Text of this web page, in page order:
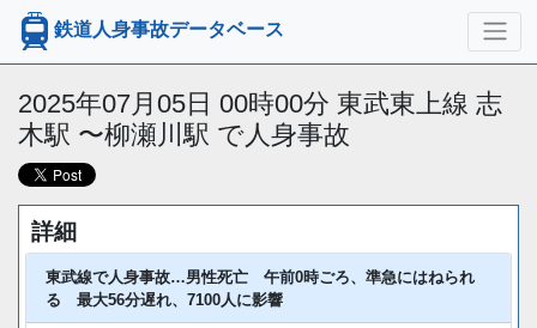
鉄道人身事故データベース
2025年07月05日 00時00分 東武東上線 志
木駅 〜柳瀬川駅 で人身事故
詳細
東武線で人身事故…男性死亡 午前0時ごろ、準急にはねられ
る 最大56分遅れ、7100人に影響